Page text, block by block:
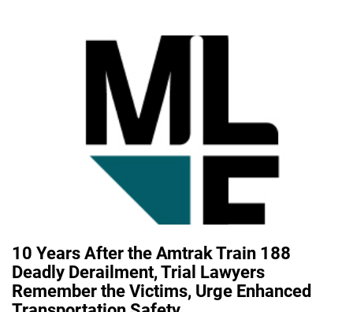
10 Years After the Amtrak Train 188
Deadly Derailment, Trial Lawyers
Remember the Victims, Urge Enhanced